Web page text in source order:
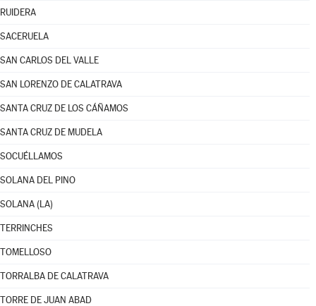
RUIDERA
SACERUELA
SAN CARLOS DEL VALLE
SAN LORENZO DE CALATRAVA
SANTA CRUZ DE LOS CÁÑAMOS
SANTA CRUZ DE MUDELA
SOCUÉLLAMOS
SOLANA DEL PINO
SOLANA (LA)
TERRINCHES
TOMELLOSO
TORRALBA DE CALATRAVA
TORRE DE JUAN ABAD